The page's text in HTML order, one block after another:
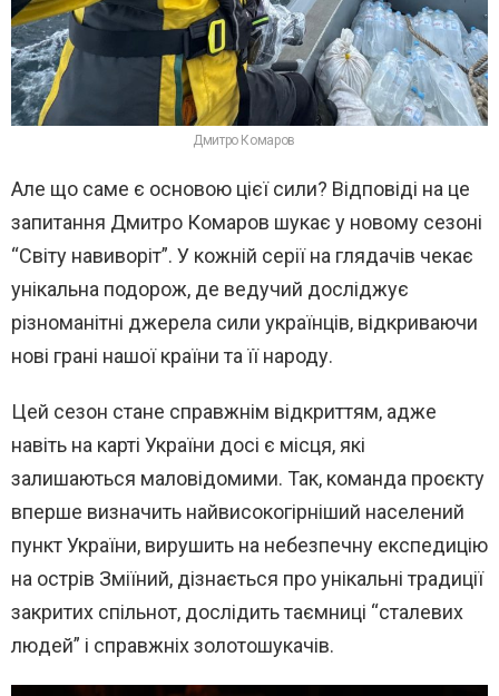
Дмитро Комаров
Але що саме є основою цієї сили? Відповіді на це
запитання Дмитро Комаров шукає у новому сезоні
“Світу навиворіт”. У кожній серії на глядачів чекає
унікальна подорож, де ведучий досліджує
різноманітні джерела сили українців, відкриваючи
нові грані нашої країни та її народу.
Цей сезон стане справжнім відкриттям, адже
навіть на карті України досі є місця, які
залишаються маловідомими. Так, команда проєкту
вперше визначить найвисокогірніший населений
пункт України, вирушить на небезпечну експедицію
на острів Зміїний, дізнається про унікальні традиції
закритих спільнот, дослідить таємниці “сталевих
людей” і справжніх золотошукачів.